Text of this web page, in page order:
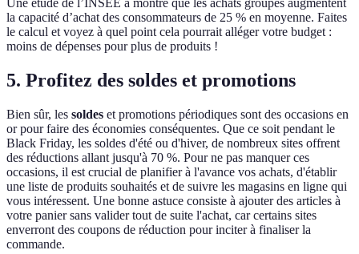
Une étude de l’INSEE a montré que les achats groupés augmentent
la capacité d’achat des consommateurs de 25 % en moyenne. Faites
le calcul et voyez à quel point cela pourrait alléger votre budget :
moins de dépenses pour plus de produits !
5. Profitez des soldes et promotions
Bien sûr, les soldes et promotions périodiques sont des occasions en
or pour faire des économies conséquentes. Que ce soit pendant le
Black Friday, les soldes d'été ou d'hiver, de nombreux sites offrent
des réductions allant jusqu'à 70 %. Pour ne pas manquer ces
occasions, il est crucial de planifier à l'avance vos achats, d'établir
une liste de produits souhaités et de suivre les magasins en ligne qui
vous intéressent. Une bonne astuce consiste à ajouter des articles à
votre panier sans valider tout de suite l'achat, car certains sites
enverront des coupons de réduction pour inciter à finaliser la
commande.